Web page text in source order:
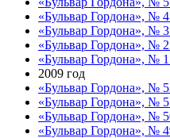
«Бульвар Гордона», №
«Бульвар Гордона», №
«Бульвар Гордона», №
«Бульвар Гордона», №
2009 год
«Бульвар Гордона», №
«Бульвар Гордона», №
«Бульвар Гордона», №
«Бульвар Гордона», №